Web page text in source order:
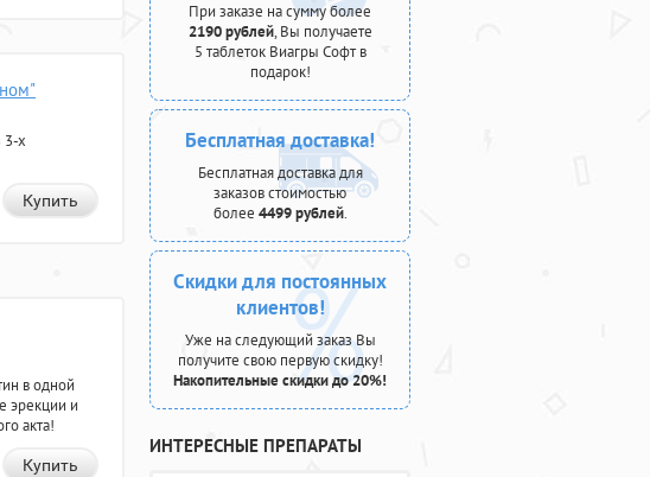
3-х
Купить
в одной
эрекции и
акта!
Купить
При заказе на сумму более
2190 рублей, Вы получаете
5 таблеток Виагры Софт в
подарок!
Бесплатная доставка!
Бесплатная доставка для
заказов стоимостью
более 4499 рублей.
Скидки для постоянных
клиентов!
Уже на следующий заказ Вы
получите свою первую скидку!
Накопительные скидки до 20%!
ИНТЕРЕСНЫЕ ПРЕПАРАТЫ